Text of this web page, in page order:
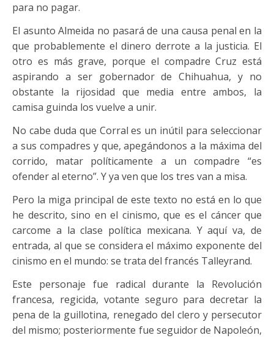
para no pagar.
El asunto Almeida no pasará de una causa penal en la
que probablemente el dinero derrote a la justicia. El
otro es más grave, porque el compadre Cruz está
aspirando a ser gobernador de Chihuahua, y no
obstante la rijosidad que media entre ambos, la
camisa guinda los vuelve a unir.
No cabe duda que Corral es un inútil para seleccionar
a sus compadres y que, apegándonos a la máxima del
corrido, matar políticamente a un compadre “es
ofender al eterno”. Y ya ven que los tres van a misa.
Pero la miga principal de este texto no está en lo que
he descrito, sino en el cinismo, que es el cáncer que
carcome a la clase política mexicana. Y aquí va, de
entrada, al que se considera el máximo exponente del
cinismo en el mundo: se trata del francés Talleyrand.
Este personaje fue radical durante la Revolución
francesa, regicida, votante seguro para decretar la
pena de la guillotina, renegado del clero y persecutor
del mismo; posteriormente fue seguidor de Napoleón,